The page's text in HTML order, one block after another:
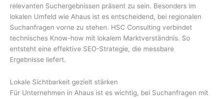
relevanten Suchergebnissen präsent zu sein. Besonders im
lokalen Umfeld wie Ahaus ist es entscheidend, bei regionalen
Suchanfragen vorne zu stehen. HSC Consulting verbindet
technisches Know-how mit lokalem Marktverständnis. So
entsteht eine effektive SEO-Strategie, die messbare
Ergebnisse liefert.
Lokale Sichtbarkeit gezielt stärken
Für Unternehmen in Ahaus ist es wichtig, bei Suchanfragen mit